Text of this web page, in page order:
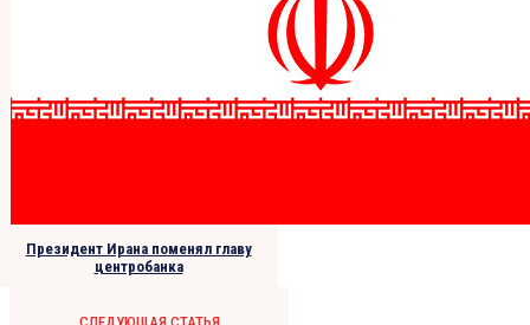
Президент Ирана поменял главу
центробанка